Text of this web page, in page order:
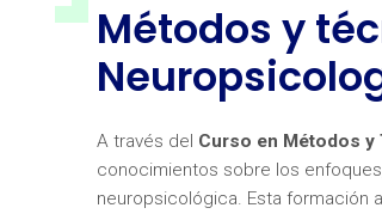
Métodos y
A través del Curso en Métodos
conocimientos sobre los
neuropsicológica. Esta formación